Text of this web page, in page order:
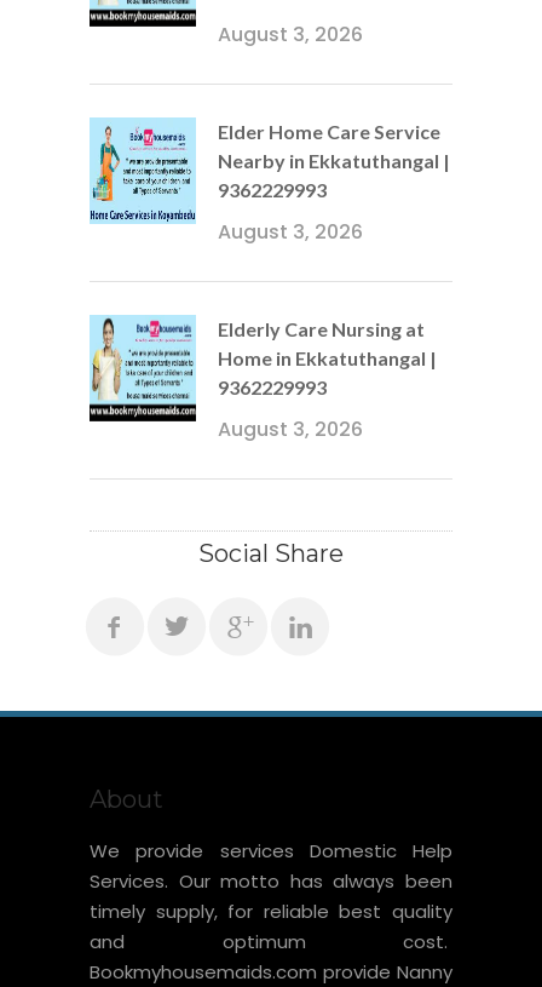
August 3, 2026
Elder Home Care Service
Nearby in Ekkatuthangal |
9362229993
August 3, 2026
Elderly Care Nursing at
Home in Ekkatuthangal |
9362229993
August 3, 2026
Social Share
About
We provide services Domestic Help
Services. Our motto has always been
timely supply, for reliable best quality
and optimum cost.
Bookmyhousemaids.com provide Nanny